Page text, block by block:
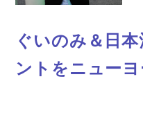
ぐいのみ＆日
ントをニュー